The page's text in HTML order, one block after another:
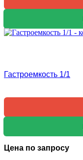
Гастроемкость 1/1
Цена по запросу